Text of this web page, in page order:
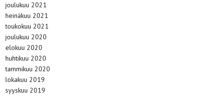
joulukuu 2021
heinäkuu 2021
toukokuu 2021
joulukuu 2020
elokuu 2020
huhtikuu 2020
tammikuu 2020
lokakuu 2019
syyskuu 2019